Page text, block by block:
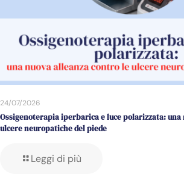
24/07/2026
Ossigenoterapia iperbarica e luce polarizzata: una
ulcere neuropatiche del piede
Leggi di più